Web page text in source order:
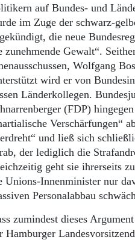
auf Bundes- und
im Zuge der schwarz-
die neue
zunehmende Gewalt“.
Wolfgang
wird er von
Länderkollegen.
(FDP)
Verschärfungen“
und ließ sich
der lediglich die
geht sie ihrerseits
Unions-Innenminister nur
Personalabbau
zumindest dieses
Hamburger